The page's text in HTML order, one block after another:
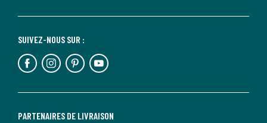
PARTENAIRES DE LIVRAISON
SUIVEZ-NOUS SUR :